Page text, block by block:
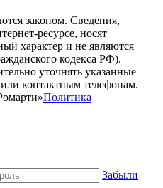
законом. Сведения,
ресурсе, носят
характер и не являются
кодекса РФ).
уточнять указанные
контактным телефонам.
Политика
Забыли